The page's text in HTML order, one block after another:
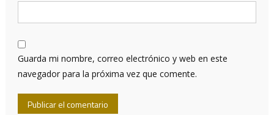
Guarda mi nombre, correo electrónico y web en este
navegador para la próxima vez que comente.